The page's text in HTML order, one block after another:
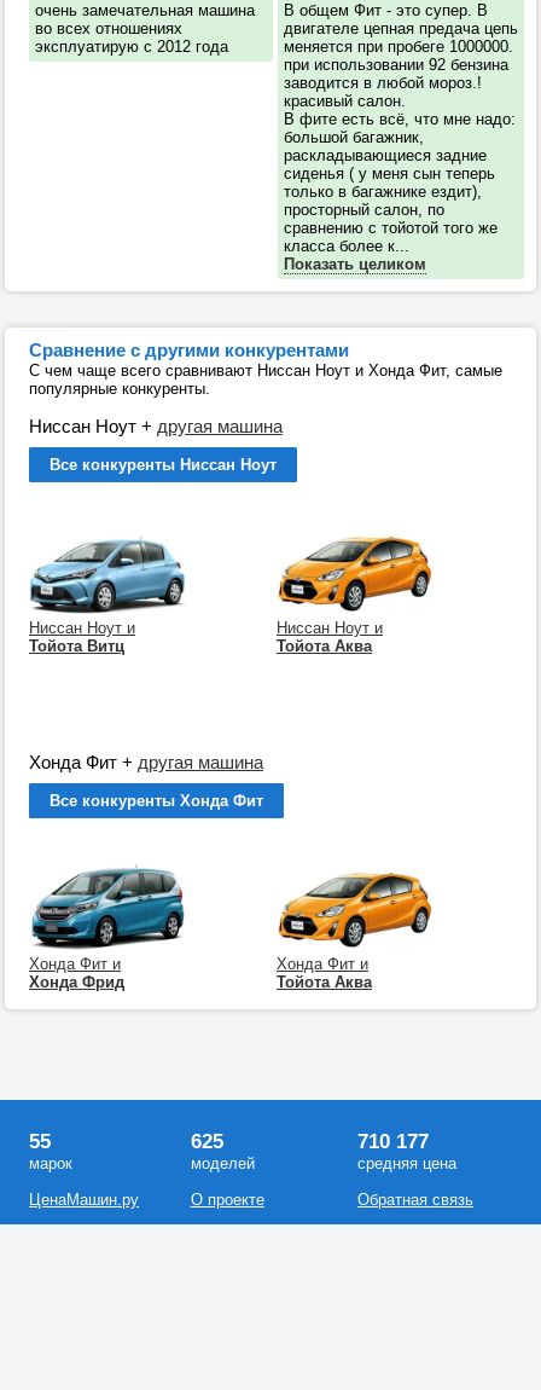
очень замечательная машина
во всех отношениях
эксплуатирую с 2012 года
В общем Фит - это супер. В
двигателе цепная предача цепь
меняется при пробеге 1000000.
при использовании 92 бензина
заводится в любой мороз.!
красивый салон.
В фите есть всё, что мне надо:
большой багажник,
раскладывающиеся задние
сиденья ( у меня сын теперь
только в багажнике ездит),
просторный салон, по
сравнению с тойотой того же
класса более к...
Показать целиком
Сравнение с другими конкурентами
С чем чаще всего сравнивают Ниссан Ноут и Хонда Фит, самые
популярные конкуренты.
Ниссан Ноут + другая машина
Все конкуренты Ниссан Ноут
Ниссан Ноут и
Тойота Витц
Ниссан Ноут и
Тойота Аква
Хонда Фит + другая машина
Все конкуренты Хонда Фит
Хонда Фит и
Хонда Фрид
Хонда Фит и
Тойота Аква
55
марок
ЦенаМашин.ру
625
моделей
О проекте
710 177
средняя цена
Обратная связь